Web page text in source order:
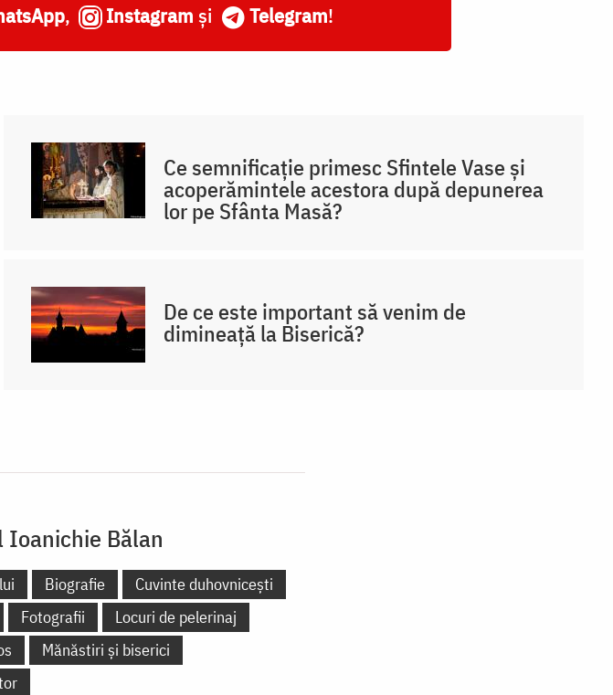
, Instagram și Telegram!
Ce semnificație primesc Sfintele Vase și
acoperămintele acestora după depunerea
lor pe Sfânta Masă?
De ce este important să venim de
dimineață la Biserică?
Bălan
Biografie
Cuvinte duhovnicești
Fotografii
Locuri de pelerinaj
Mănăstiri și biserici